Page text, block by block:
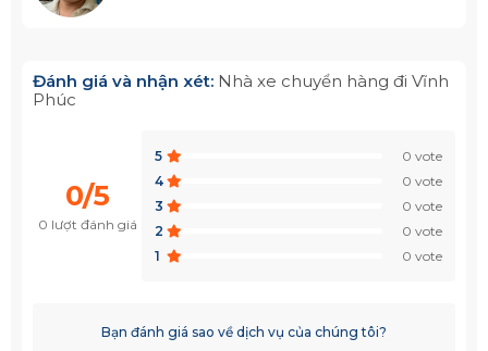
Đánh giá và nhận xét: Nhà xe chuyển hàng đi Vĩnh
Phúc
0/5
0 lượt đánh giá
5
0 vote
4
0 vote
3
0 vote
2
0 vote
1
0 vote
Bạn đánh giá sao về dịch vụ của chúng tôi?